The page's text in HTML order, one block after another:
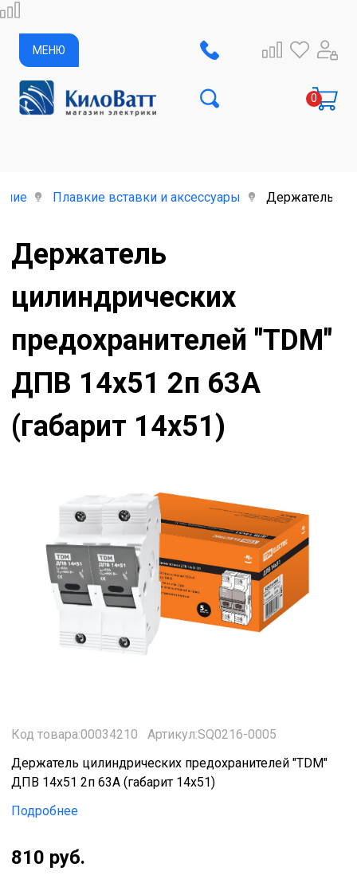
МЕНЮ
Плавкие вставки и аксессуары Держатель
Держатель
цилиндрических
предохранителей "TDM"
ДПВ 14х51 2п 63А
(габарит 14х51)
Код товара:00034210
Артикул:SQ0216-0005
Держатель цилиндрических предохранителей "TDM"
ДПВ 14х51 2п 63А (габарит 14х51)
Подробнее
810 руб.